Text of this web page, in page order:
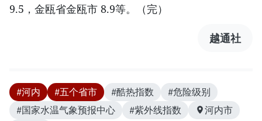
9.5，金瓯省金瓯市 8.9等。（完）
越通社
#河内 #五个省市 #酷热指数
#危险级别
#国家水温气象预报中心
#紫外线指数
河内市